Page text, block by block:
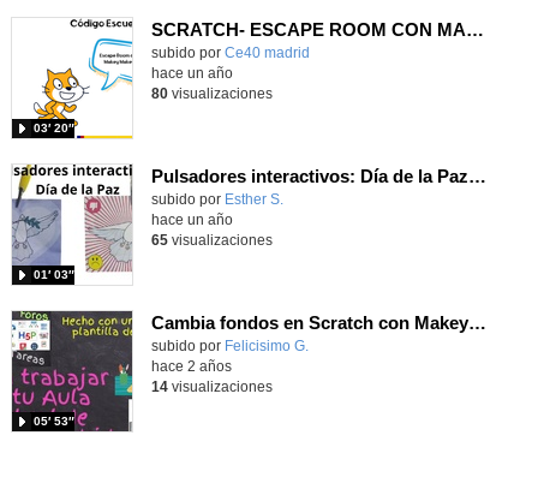
SCRATCH- ESCAPE ROOM CON MAKEY MAKEY
subido por Ce40 madrid
03′ 20″
hace un año
80visualizaciones
Pulsadores interactivos: Día de la Paz (con Makey Makey)
Contenido educativo.
subido por Esther S.
01′ 03″
hace un año
65visualizaciones
Cambia fondos en Scratch con Makey Makey
Contenido educativo.
subido por Felicisimo G.
05′ 53″
hace 2 años
14visualizaciones